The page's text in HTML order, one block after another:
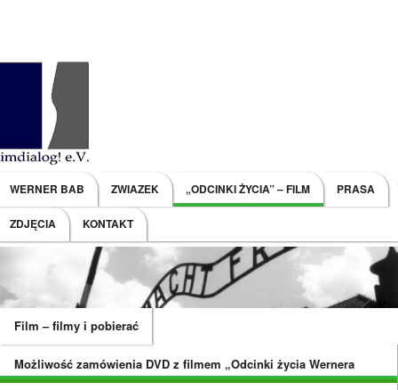
Main menu
SKIP TO PRIMARY CONTENT
SKIP TO SECONDARY CONTENT
WERNER BAB ZWIAZEK „ODCINKI ŻYCIA” – FILM PRASA
ZDJĘCIA KONTAKT
Film – filmy i pobierać
Możliwość zamówienia DVD z filmem „Odcinki życia Wernera